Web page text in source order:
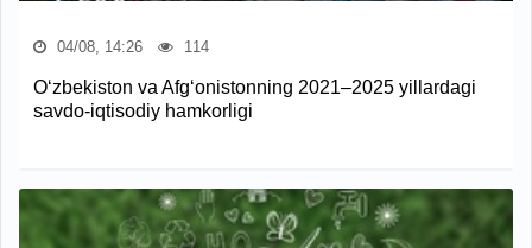
04/08, 14:26 114
O‘zbekiston va Afg‘onistonning 2021–2025 yillardagi
savdo-iqtisodiy hamkorligi